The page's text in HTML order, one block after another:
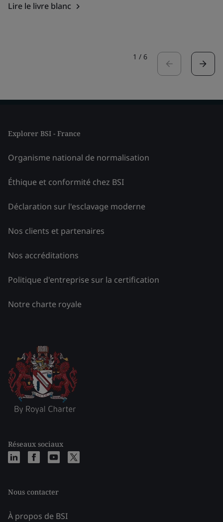
Lire le livre blanc
1 / 6
Explorer BSI - France
Organisme national de normalisation
Éthique et conformité chez BSI
Déclaration sur l'esclavage moderne
Nos clients et partenaires
Nos accréditations
Politique d'entreprise sur la certification
Notre charte royale
Réseaux sociaux
Nous contacter
À propos de BSI